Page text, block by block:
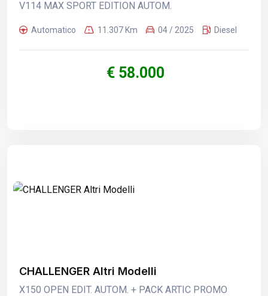
V114 MAX SPORT EDITION AUTOM.
Automatico 11.307 Km 04 / 2025 Diesel
€ 58.000
CHALLENGER Altri Modelli
X150 OPEN EDIT. AUTOM. + PACK ARTIC PROMO